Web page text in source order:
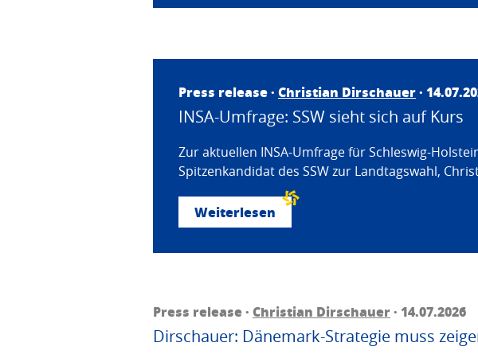
Press release · Christian Dirschauer·
INSA-Umfrage: SSW sieht sich auf Kurs
Zur aktuellen INSA-Umfrage für Schleswig-
Spitzenkandidat des SSW zur Landtagswahl,
Weiterlesen
Press release · Christian Dirschauer· 14.07.2026
Dirschauer: Dänemark-Strategie muss